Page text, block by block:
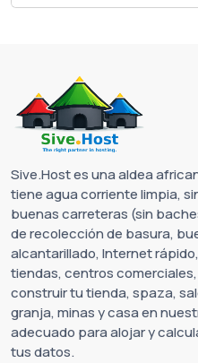
Sive.Host es una aldea
tiene agua corriente limpia,
buenas carreteras (sin
de recolección de basura,
alcantarillado, Internet
tiendas, centros
construir tu tienda, spaza,
granja, minas y casa en
adecuado para alojar y
tus datos.